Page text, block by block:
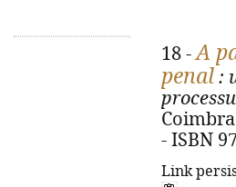
18 -A
penal :
- ISBN
Link